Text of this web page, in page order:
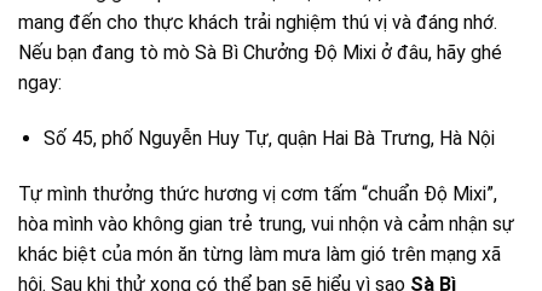
mang đến cho thực khách trải nghiệm thú vị và đáng nhớ.
Nếu bạn đang tò mò Sà Bì Chưởng Độ Mixi ở đâu, hãy ghé
ngay:
Số 45, phố Nguyễn Huy Tự, quận Hai Bà Trưng, Hà Nội
Tự mình thưởng thức hương vị cơm tấm “chuẩn Độ Mixi”,
hòa mình vào không gian trẻ trung, vui nhộn và cảm nhận sự
khác biệt của món ăn từng làm mưa làm gió trên mạng xã
hội. Sau khi thử xong có thể bạn sẽ hiểu vì sao Sà Bì